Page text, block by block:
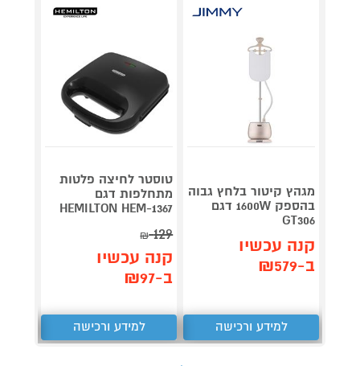
מגהץ קיטור בלחץ גבוה
בהספק 1600W דגם
GT306
קנה עכשיו
ב-₪579
למידע ורכישה
טוסטר לחיצה פלטות
מתחלפות דגם
HEMILTON HEM-1367
129
₪
קנה עכשיו
ב-₪97
למידע ורכישה